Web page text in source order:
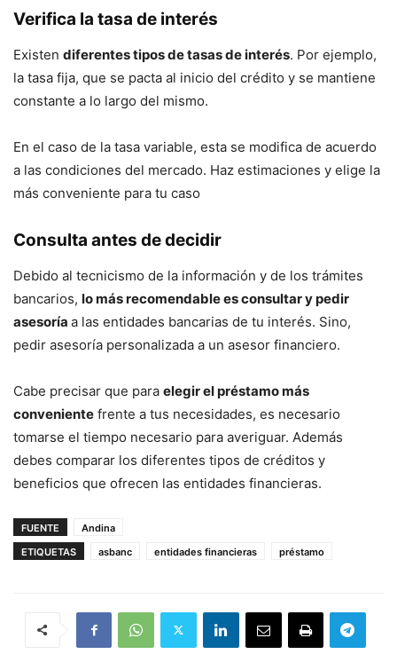
Verifica la tasa de interés
Existen diferentes tipos de tasas de interés. Por ejemplo,
la tasa fija, que se pacta al inicio del crédito y se mantiene
constante a lo largo del mismo.
En el caso de la tasa variable, esta se modifica de acuerdo
a las condiciones del mercado. Haz estimaciones y elige la
más conveniente para tu caso
Consulta antes de decidir
Debido al tecnicismo de la información y de los trámites
bancarios, lo más recomendable es consultar y pedir
asesoría a las entidades bancarias de tu interés. Sino,
pedir asesoría personalizada a un asesor financiero.
Cabe precisar que para elegir el préstamo más
conveniente frente a tus necesidades, es necesario
tomarse el tiempo necesario para averiguar. Además
debes comparar los diferentes tipos de créditos y
beneficios que ofrecen las entidades financieras.
FUENTE
Andina
ETIQUETAS
asbanc entidades financieras préstamo